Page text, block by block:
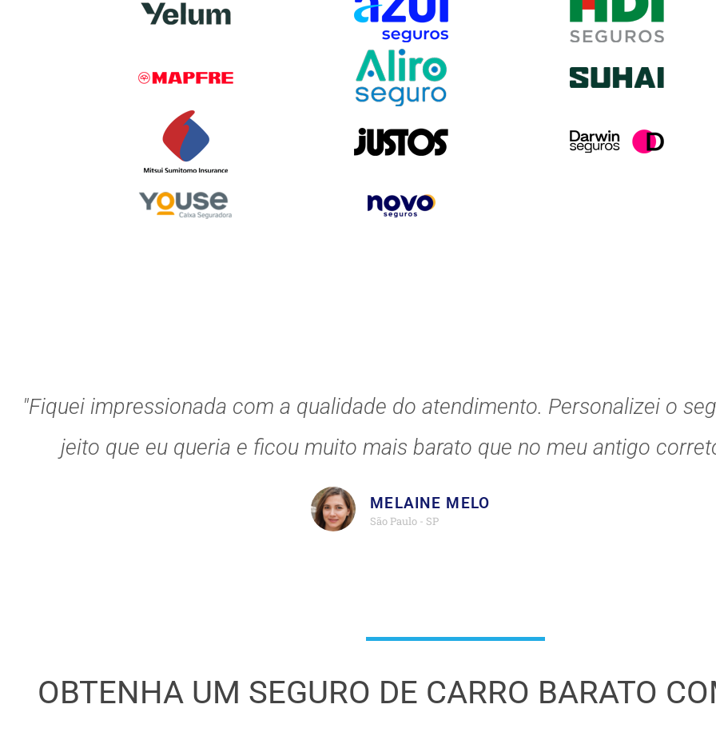
"Fiquei impressionada com a qualidade do atendimento. Personalizei o
jeito que eu queria e ficou muito mais barato que no meu antigo
MELAINE MELO
São Paulo - SP
OBTENHA UM SEGURO DE CARRO BARATO